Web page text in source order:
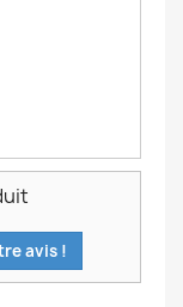
avis !